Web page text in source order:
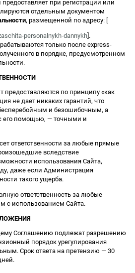
при регистрации или
отдельным документом
, размещенной по адресу: [
personalnykh-dannykh].
только после express-
в порядке, предусмотренном
предоставляются по принципу «как
не дает никаких гарантий, что
и безошибочным, а
его помощью, — точными и
ответственности за любые прямые
вследствие
использования Сайта,
даже если Администрация
такого ущерба.
ответственность за любые
с использованием Сайта.
Соглашению подлежат разрешению
порядок урегулирования
Срок ответа на претензию — 30